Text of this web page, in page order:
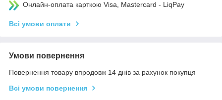
Онлайн-оплата карткою Visa, Mastercard - LiqPay
Всі умови оплати
Умови повернення
Повернення товару впродовж 14 днів за рахунок покупця
Всі умови повернення